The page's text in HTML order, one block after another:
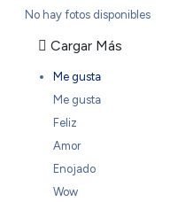
No hay fotos disponibles
Cargar Más
Me gusta
Me gusta
Feliz
Amor
Enojado
Wow